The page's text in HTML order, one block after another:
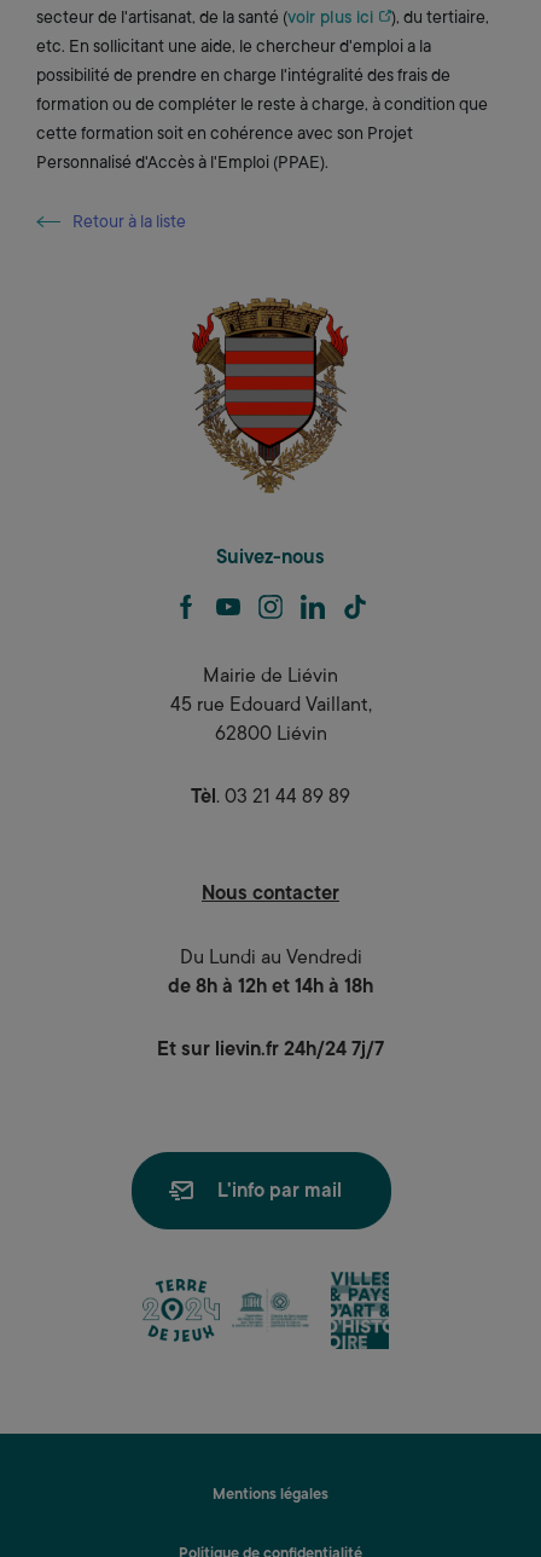
secteur de l'artisanat, de la santé (voir plus ici
), du tertiaire,
etc. En sollicitant une aide, le chercheur d'emploi a la
possibilité de prendre en charge l'intégralité des frais de
formation ou de compléter le reste à charge, à condition que
cette formation soit en cohérence avec son Projet
Personnalisé d'Accès à l'Emploi (PPAE).
Retour à la liste
Retour à la liste
Suivez-nous
facebookyoutubeinstagram
linkedin
Mairie de Liévin
45 rue Edouard Vaillant,
62800 Liévin
Tèl . 03 21 44 89 89
Nous contacter
Du Lundi au Vendredi
de 8h à 12h et 14h à 18h
Et sur lievin.fr 24h/24 7j/7
L'info par mail
lien lien lien
Mentions légales
Politique de confidentialité